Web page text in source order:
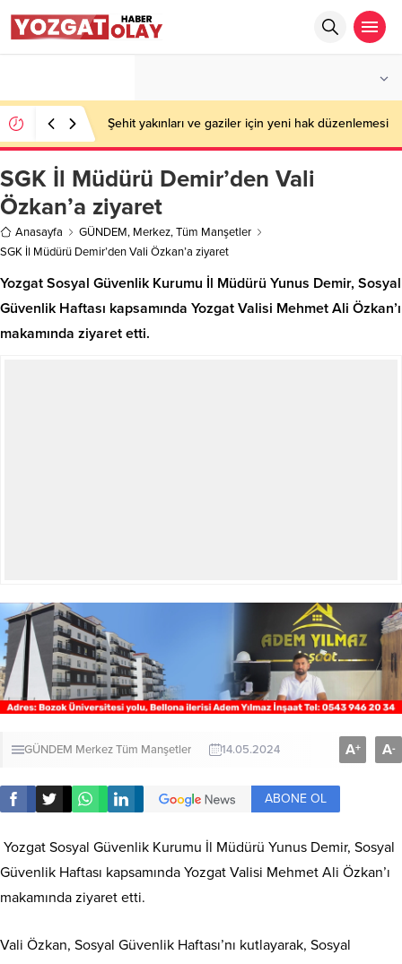
Şehit yakınları ve gaziler için yeni hak düzenlemesi
SGK İl Müdürü Demir’den Vali
Özkan’a ziyaret
Anasayfa GÜNDEM, Merkez,Tüm Manşetler
SGK İl Müdürü Demir’den Vali Özkan’a ziyaret
Yozgat Sosyal Güvenlik Kurumu İl Müdürü Yunus Demir, Sosyal
Güvenlik Haftası kapsamında Yozgat Valisi Mehmet Ali Özkan’ı
makamında ziyaret etti.
GÜNDEM MerkezTüm Manşetler 14.05.2024 A+ A-
ABONE OL
Yozgat Sosyal Güvenlik Kurumu İl Müdürü Yunus Demir, Sosyal
Güvenlik Haftası kapsamında Yozgat Valisi Mehmet Ali Özkan’ı
makamında ziyaret etti.
Vali Özkan, Sosyal Güvenlik Haftası’nı kutlayarak, Sosyal